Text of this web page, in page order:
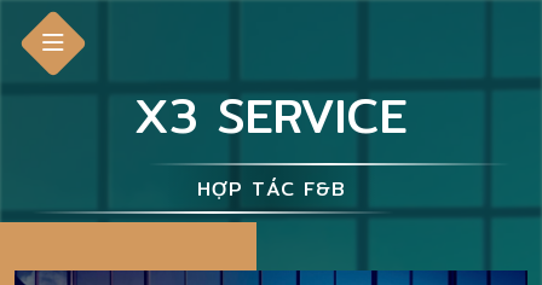
X3 SERVICE
HỢP TÁC F&B